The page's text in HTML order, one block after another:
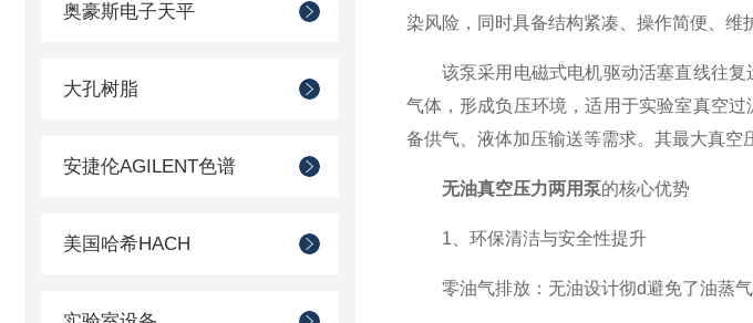
奥豪斯电子天平
大孔树脂
安捷伦AGILENT色谱
美国哈希HACH
染风险，同时具备结构紧凑、操作简便、维
该泵采用电磁式电机驱动活塞直线往复
气体，形成负压环境，适用于实验室真空
备供气、液体加压输送等需求。其最大真空
无油真空压力两用泵的核心优势
1、环保清洁与安全性提升
零油气排放：无油设计彻d避免了油蒸气